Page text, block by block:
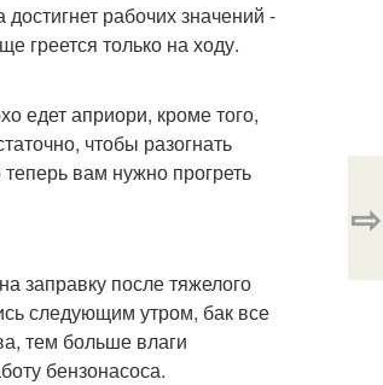
рабочих значений -
греется только на ходу.
едет априори, кроме того,
чтобы разогнать
вам нужно прогреть
заправку после тяжелого
следующим утром, бак все
тем больше влаги
бензонасоса.
⇨